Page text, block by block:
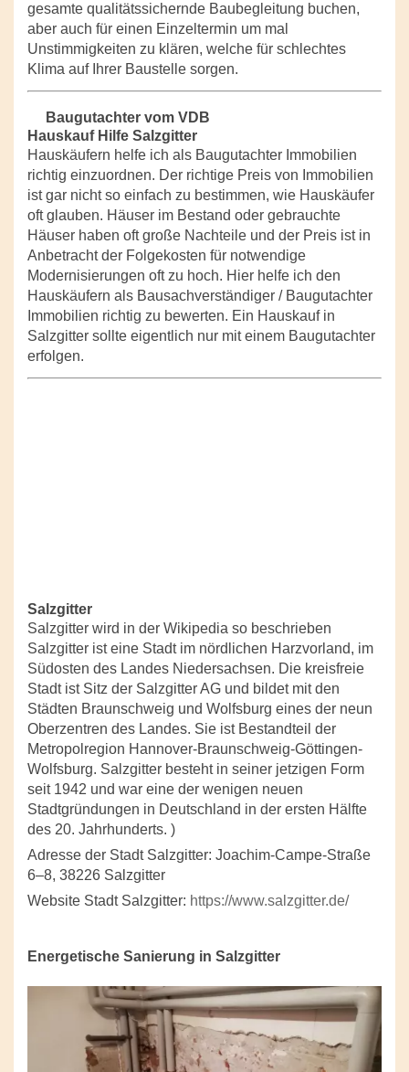
gesamte qualitätssichernde Baubegleitung buchen,
aber auch für einen Einzeltermin um mal
Unstimmigkeiten zu klären, welche für schlechtes
Klima auf Ihrer Baustelle sorgen.
Baugutachter vom VDB
Hauskauf Hilfe Salzgitter
Hauskäufern helfe ich als Baugutachter Immobilien
richtig einzuordnen. Der richtige Preis von Immobilien
ist gar nicht so einfach zu bestimmen, wie Hauskäufer
oft glauben. Häuser im Bestand oder gebrauchte
Häuser haben oft große Nachteile und der Preis ist in
Anbetracht der Folgekosten für notwendige
Modernisierungen oft zu hoch. Hier helfe ich den
Hauskäufern als Bausachverständiger / Baugutachter
Immobilien richtig zu bewerten. Ein Hauskauf in
Salzgitter sollte eigentlich nur mit einem Baugutachter
erfolgen.
Salzgitter
Salzgitter wird in der Wikipedia so beschrieben
Salzgitter ist eine Stadt im nördlichen Harzvorland, im
Südosten des Landes Niedersachsen. Die kreisfreie
Stadt ist Sitz der Salzgitter AG und bildet mit den
Städten Braunschweig und Wolfsburg eines der neun
Oberzentren des Landes. Sie ist Bestandteil der
Metropolregion Hannover-Braunschweig-Göttingen-
Wolfsburg. Salzgitter besteht in seiner jetzigen Form
seit 1942 und war eine der wenigen neuen
Stadtgründungen in Deutschland in der ersten Hälfte
des 20. Jahrhunderts. )
Adresse der Stadt Salzgitter: Joachim-Campe-Straße
6–8, 38226 Salzgitter
Website Stadt Salzgitter: https://www.salzgitter.de/
Energetische Sanierung in Salzgitter